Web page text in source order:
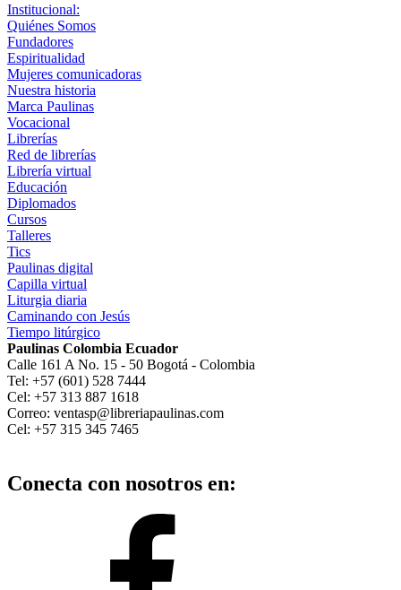
Institucional:
Quiénes Somos
Fundadores
Espiritualidad
Mujeres comunicadoras
Nuestra historia
Marca Paulinas
Vocacional
Librerías
Red de librerías
Librería virtual
Educación
Diplomados
Cursos
Talleres
Tics
Paulinas digital
Capilla virtual
Liturgia diaria
Caminando con Jesús
Tiempo litúrgico
Paulinas Colombia Ecuador
Calle 161 A No. 15 - 50 Bogotá - Colombia
Tel: +57 (601) 528 7444
Cel: +57 313 887 1618
Correo: ventasp@libreriapaulinas.com
Cel: +57 315 345 7465
Conecta con nosotros en: